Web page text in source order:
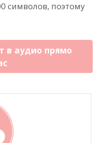
символов, поэтому
в аудио прямо